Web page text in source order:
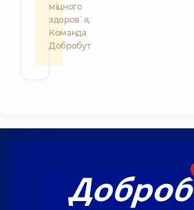
міцного
здоров`я,
Команда
Добробут